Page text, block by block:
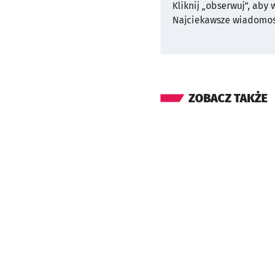
Kliknij „obserwuj”, aby
Najciekawsze
ZOBACZ TAKŻE